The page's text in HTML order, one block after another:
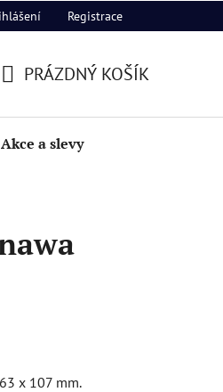
Registrace
KOŠÍK
PRÁZDNÝ KOŠÍK
Akce a slevy
x 107 mm.